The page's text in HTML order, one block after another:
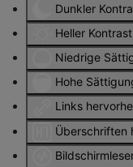
Dunkler
Heller Kontrast
Niedrige
Hohe
Links
Überschriften